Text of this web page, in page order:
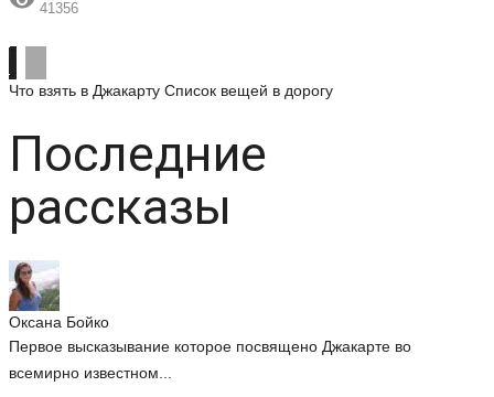
41356
Что взять в Джакарту Список вещей в дорогу
Последние
рассказы
Оксана Бойко
Первое высказывание которое посвящено Джакарте во
всемирно известном...